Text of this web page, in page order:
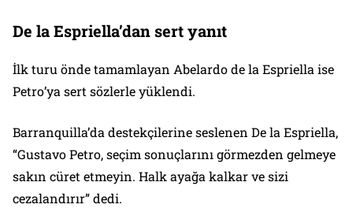
De la Espriella’dan sert yanıt
İlk turu önde tamamlayan Abelardo de la Espriella ise
Petro’ya sert sözlerle yüklendi.
Barranquilla’da destekçilerine seslenen De la Espriella,
“Gustavo Petro, seçim sonuçlarını görmezden gelmeye
sakın cüret etmeyin. Halk ayağa kalkar ve sizi
cezalandırır” dedi.